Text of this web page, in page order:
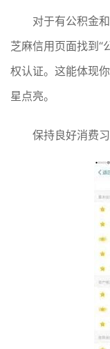
对于有公积金
芝麻信用页面找到“
权认证。这能体现
星点亮。
保持良好消费